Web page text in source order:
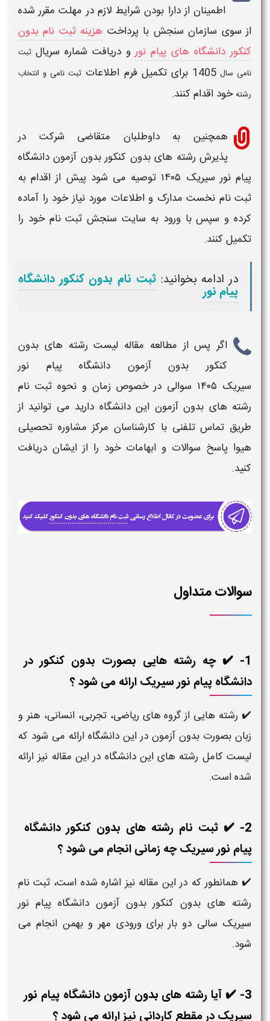
اطمینان از دارا بودن شرایطلازم در مهلت مقرر شده
از سوی سازمان سنجش با پرداخت هزینه ثبت نام بدون
کنکور دانشگاه های پیام نورو دریافت شماره سریال ثبت
نامی سال1405 برای تکمیل فرم اطلاعات ثبت نامی و انتخاب
رشتهخود اقدام کنند.
همچنین به داوطلبان متقاضی شرکت در
پذیرش رشته های بدون کنکور بدون آزمون دانشگاه
پیام نور سیریک ۱۴۰۵ توصیه می شود پیش از اقدام به
ثبت نام نخست مدارک و اطلاعات مورد نیاز خود را آماده
کرده و سپس با ورود به سایت سنجش ثبت نام خود را
تکمیل کنند.
در ادامه بخوانید: ثبت نام بدون کنکور دانشگاه
پیام نور
اگر پس از مطالعه مقاله لیست رشته های بدون
کنکور بدون آزمون دانشگاه پیام نور
سیریک ۱۴۰۵ سوالی در خصوص زمان و نحوه ثبت نام
رشته های بدون آزمون این دانشگاه دارید می توانید از
طریق تماس تلفنی با کارشناسان مرکز مشاوره تحصیلی
هیوا پاسخ سوالات و ابهامات خود را از ایشان دریافت
کنید.
سوالات متداول
1- ✔️ چه رشته هایی بصورت بدون کنکور در
دانشگاه پیام نور سیریک ارائه می شود ؟
✔️ رشته هایی از گروه های ریاضی، تجربی، انسانی، هنر و
زبان بصورت بدون آزمون در این دانشگاه ارائه می شود که
لیست کامل رشته های این دانشگاه در این مقاله نیز ارائه
شده است.
2- ✔️ ثبت نام رشته های بدون کنکور دانشگاه
پیام نور سیریک چه زمانی انجام می شود ؟
✔️ همانطور که در این مقاله نیز اشاره شده است، ثبت نام
رشته های بدون کنکور بدون آزمون دانشگاه پیام نور
سیریک سالی دو بار برای ورودی مهر و بهمن انجام می
شود.
3- ✔️ آیا رشته های بدون آزمون دانشگاه پیام نور
سیریک در مقطع کاردانی نیز ارائه می شود ؟